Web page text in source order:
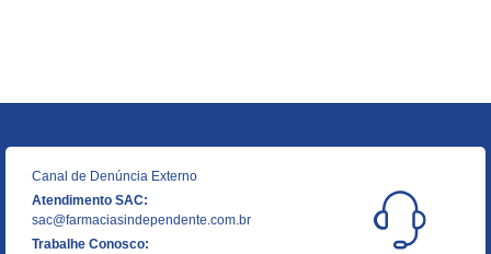
Canal de Denúncia Externo
Atendimento SAC:
sac@farmaciasindependente.com.br
Trabalhe Conosco: